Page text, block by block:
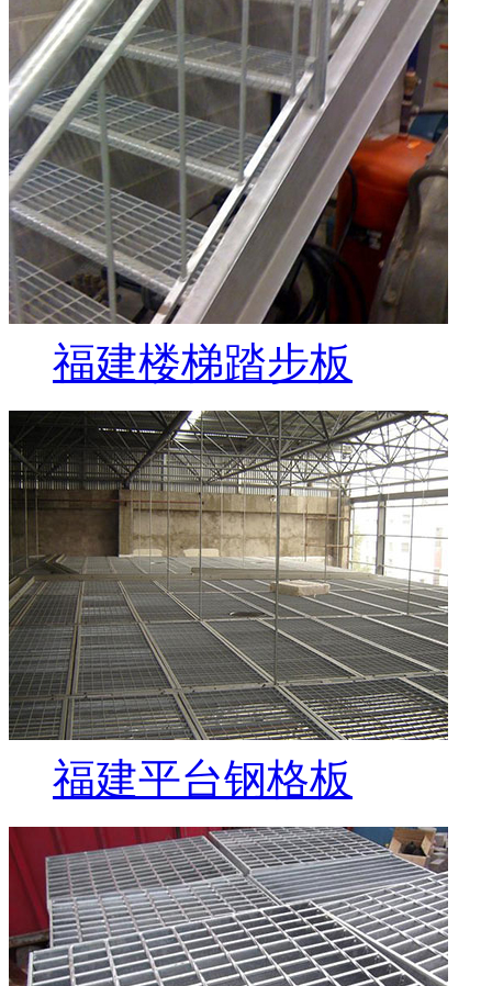
福建楼梯踏步板
福建平台钢格板